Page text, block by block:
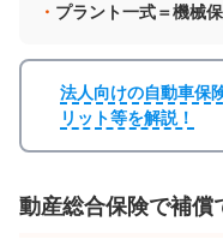
プラント一式＝機械
法人向けの自動車保
リット等を解説！
動産総合保険で補